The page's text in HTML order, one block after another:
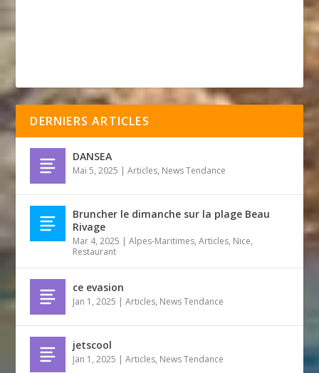
DERNIERS ARTICLES
DANSEA
Mai 5, 2025 |Articles, News Tendance
Bruncher le dimanche sur la plage Beau
Rivage
Mar 4, 2025 |Alpes-Maritimes,Articles, Nice,
Restaurant
ce evasion
Jan 1, 2025 |Articles, News Tendance
jetscool
Jan 1, 2025 |Articles, News Tendance